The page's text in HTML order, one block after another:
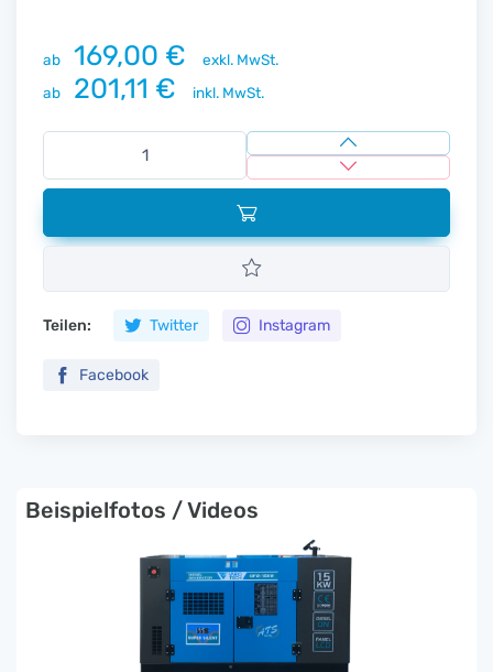
ab 169,00 €
exkl. MwSt.
ab
201,11 € inkl. MwSt.
Teilen: Twitter Instagram
Facebook
Beispielfotos / Videos